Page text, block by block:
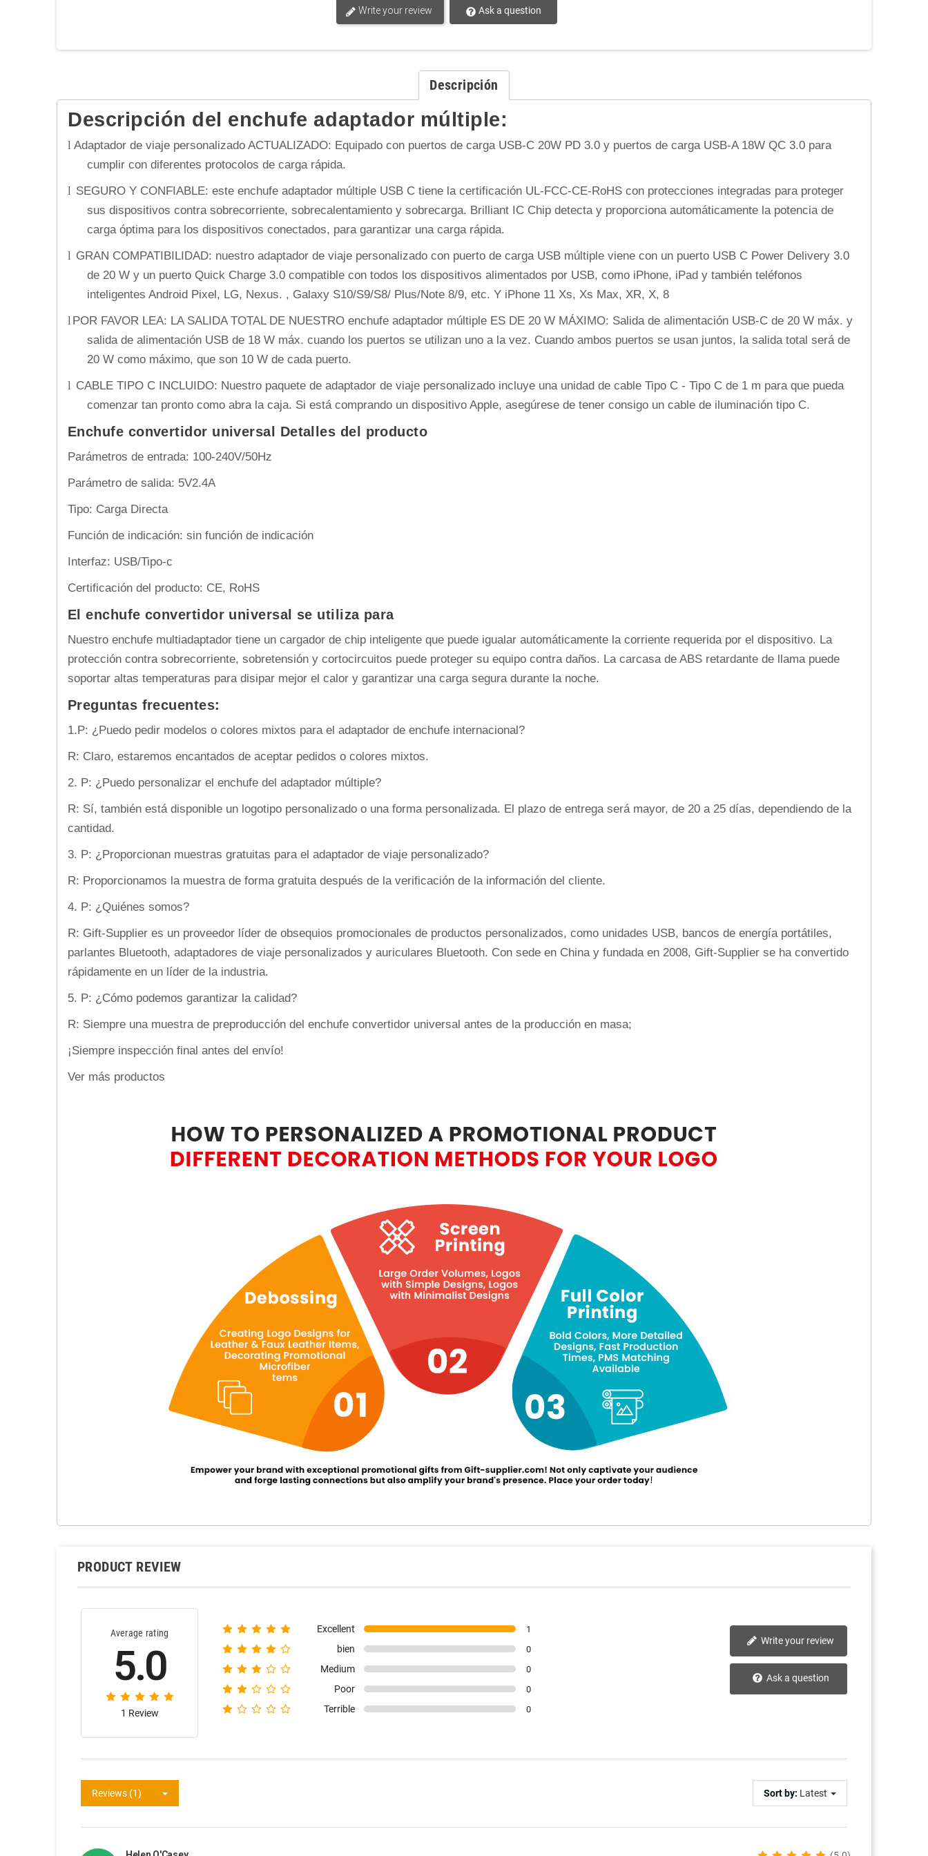
Write your review Ask a question
Descripción
Descripción del enchufe adaptador múltiple:
l Adaptador de viaje personalizado ACTUALIZADO: Equipado con puertos de carga USB-C 20W PD 3.0 y puertos de carga USB-A 18W QC 3.0 para
cumplir con diferentes protocolos de carga rápida.
l SEGURO Y CONFIABLE: este enchufe adaptador múltiple USB C tiene la certificación UL-FCC-CE-RoHS con protecciones integradas para proteger
sus dispositivos contra sobrecorriente, sobrecalentamiento y sobrecarga. Brilliant IC Chip detecta y proporciona automáticamente la potencia de
carga óptima para los dispositivos conectados, para garantizar una carga rápida.
l GRAN COMPATIBILIDAD: nuestro adaptador de viaje personalizado con puerto de carga USB múltiple viene con un puerto USB C Power Delivery 3.0
de 20 W y un puerto Quick Charge 3.0 compatible con todos los dispositivos alimentados por USB, como iPhone, iPad y también teléfonos
inteligentes Android Pixel, LG, Nexus. , Galaxy S10/S9/S8/ Plus/Note 8/9, etc. Y iPhone 11 Xs, Xs Max, XR, X, 8
lPOR FAVOR LEA: LA SALIDA TOTAL DE NUESTRO enchufe adaptador múltiple ES DE 20 W MÁXIMO: Salida de alimentación USB-C de 20 W máx. y
salida de alimentación USB de 18 W máx. cuando los puertos se utilizan uno a la vez. Cuando ambos puertos se usan juntos, la salida total será de
20 W como máximo, que son 10 W de cada puerto.
l CABLE TIPO C INCLUIDO: Nuestro paquete de adaptador de viaje personalizado incluye una unidad de cable Tipo C - Tipo C de 1 m para que pueda
comenzar tan pronto como abra la caja. Si está comprando un dispositivo Apple, asegúrese de tener consigo un cable de iluminación tipo C.
Enchufe convertidor universal Detalles del producto
Parámetros de entrada: 100-240V/50Hz
Parámetro de salida: 5V2.4A
Tipo: Carga Directa
Función de indicación: sin función de indicación
Interfaz: USB/Tipo-c
Certificación del producto: CE, RoHS
El enchufe convertidor universal se utiliza para
Nuestro enchufe multiadaptador tiene un cargador de chip inteligente que puede igualar automáticamente la corriente requerida por el dispositivo. La
protección contra sobrecorriente, sobretensión y cortocircuitos puede proteger su equipo contra daños. La carcasa de ABS retardante de llama puede
soportar altas temperaturas para disipar mejor el calor y garantizar una carga segura durante la noche.
Preguntas frecuentes:
1.P: ¿Puedo pedir modelos o colores mixtos para el adaptador de enchufe internacional?
R: Claro, estaremos encantados de aceptar pedidos o colores mixtos.
2. P: ¿Puedo personalizar el enchufe del adaptador múltiple?
R: Sí, también está disponible un logotipo personalizado o una forma personalizada. El plazo de entrega será mayor, de 20 a 25 días, dependiendo de la
cantidad.
3. P: ¿Proporcionan muestras gratuitas para el adaptador de viaje personalizado?
R: Proporcionamos la muestra de forma gratuita después de la verificación de la información del cliente.
4. P: ¿Quiénes somos?
R: Gift-Supplier es un proveedor líder de obsequios promocionales de productos personalizados, como unidades USB, bancos de energía portátiles,
parlantes Bluetooth, adaptadores de viaje personalizados y auriculares Bluetooth. Con sede en China y fundada en 2008, Gift-Supplier se ha convertido
rápidamente en un líder de la industria.
5. P: ¿Cómo podemos garantizar la calidad?
R: Siempre una muestra de preproducción del enchufe convertidor universal antes de la producción en masa;
¡Siempre inspección final antes del envío!
Ver más productos
PRODUCT REVIEW
Average rating
5.0
1 Review
Excellent 1
bien 0
Medium 0
Poor 0
Terrible 0
Write your review
Ask a question
Reviews (1) Sort by: Latest